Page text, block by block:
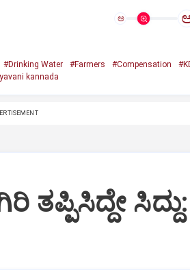
ಅ
#Drinking Water #Farmers #Compensation
kannada
ಸಿದ್ದು: